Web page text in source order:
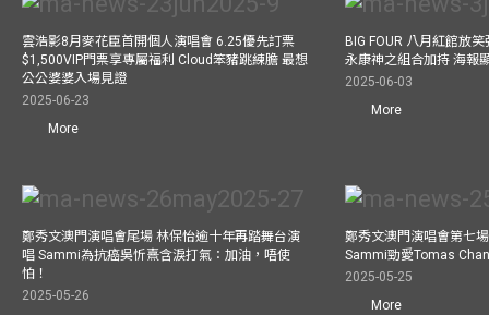
雲浩影8月麥花臣首開個人演唱會 6.25優先訂票
$1,500VIP門票享專屬福利 Cloud笨豬跳練膽 最想
公公婆婆入場見證
2025-06-23
More
BIG FOUR 八月紅館放
永康神之組合加持 海報
2025-06-03
More
鄭秀文澳門演唱會尾場 林保怡逾十年再踏舞台演
唱 Sammi為抗癌吳忻熹含淚打氣：加油，唔使
怕！
2025-05-26
鄭秀文澳門演唱會第七
Sammi勁愛Tomas
2025-05-25
More